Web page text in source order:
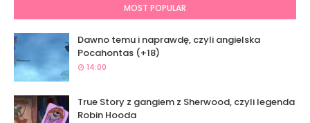
MOST POPULAR
Dawno temu i naprawdę, czyli angielska
Pocahontas (+18)
14:00
True Story z gangiem z Sherwood, czyli legenda
Robin Hooda